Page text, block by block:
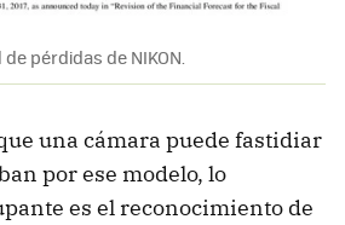
pérdidas de NIKON.
una cámara puede fastidiar
por ese modelo, lo
es el reconocimiento de